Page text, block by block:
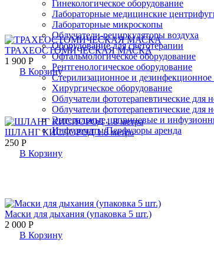
Гинекологическое оборудование
Лабораторные медицинские
Лабораторные микроскопы
Облучатели-рециркуляторы воздуха
Оборудование для светотерапии
Офтальмологическое оборудование
Рентгенологическое оборудование
Стерилизационное и дезинфекционное
Хирургическое оборудование
Облучатели фототерапевтические для
Облучатели фототерапевтические для
Энтеральные, шприцевые и
Инфузоматы/Перфузоры аренда
ТРАХЕОСТОМИЧЕСКАЯ МАСКА
1 900 Р
В Корзину
ШЛАНГ КИСЛОРОД 1.8 метра
250 Р
В Корзину
Маски для дыхания (упаковка 5 шт.)
2 000 Р
В Корзину